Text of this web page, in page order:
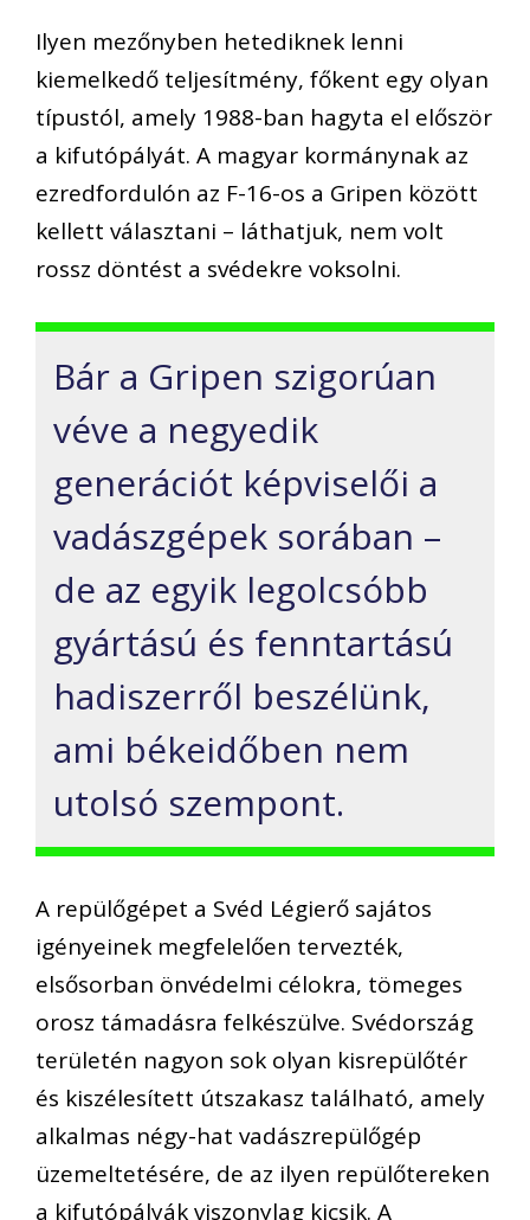
Ilyen mezőnyben hetediknek lenni
kiemelkedő teljesítmény, főkent egy olyan
típustól, amely 1988-ban hagyta el először
a kifutópályát. A magyar kormánynak az
ezredfordulón az F-16-os a Gripen között
kellett választani – láthatjuk, nem volt
rossz döntést a svédekre voksolni.
Bár a Gripen szigorúan
véve a negyedik
generációt képviselői a
vadászgépek sorában –
de az egyik legolcsóbb
gyártású és fenntartású
hadiszerről beszélünk,
ami békeidőben nem
utolsó szempont.
A repülőgépet a Svéd Légierő sajátos
igényeinek megfelelően tervezték,
elsősorban önvédelmi célokra, tömeges
orosz támadásra felkészülve. Svédország
területén nagyon sok olyan kisrepülőtér
és kiszélesített útszakasz található, amely
alkalmas négy-hat vadászrepülőgép
üzemeltetésére, de az ilyen repülőtereken
a kifutópályák viszonylag kicsik. A